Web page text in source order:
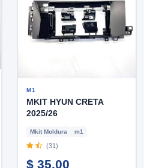
M1
MKIT HYUN CRETA
2025/26
Mkit Moldura m1
(31)
$ 35.00